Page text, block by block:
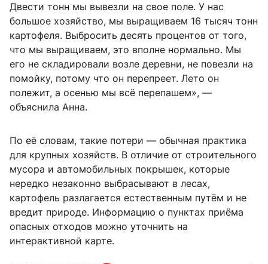
Двести тонн мы вывезли на свое поле. У нас
большое хозяйство, мы выращиваем 16 тысяч тонн
картофеля. Выбросить десять процентов от того,
что мы выращиваем, это вполне нормально. Мы
его не складировали возле деревни, не повезли на
помойку, потому что он перепреет. Лето он
полежит, а осенью мы всё перепашем», —
объяснила Анна.
По её словам, такие потери — обычная практика
для крупных хозяйств. В отличие от строительного
мусора и автомобильных покрышек, которые
нередко незаконно выбрасывают в лесах,
картофель разлагается естественным путём и не
вредит природе. Информацию о пунктах приёма
опасных отходов можно уточнить на
интерактивной карте.